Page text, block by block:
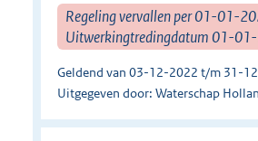
Regeling vervallen per 01-01-
Uitwerkingtredingdatum 01-
Geldend van 03-12-2022 t/m 31-
Uitgegeven door: Waterschap